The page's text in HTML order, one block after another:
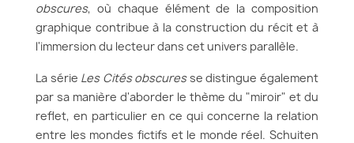
obscures, où chaque élément de la composition
graphique contribue à la construction du récit et à
l'immersion du lecteur dans cet univers parallèle.
La série Les Cités obscuresse distingue également
par sa manière d'aborder le thème du "miroir" et du
reflet, en particulier en ce qui concerne la relation
entre les mondes fictifs et le monde réel. Schuiten